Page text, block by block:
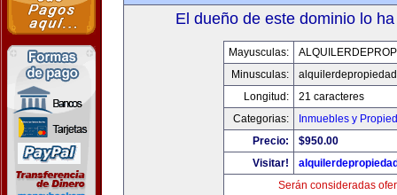
El dueño de este dominio lo
Mayusculas:
Minusculas:
Longitud:
21 caracteres
Categorias:
Inmuebles y
Precio:
$950.00
Visitar!
Serán consideradas